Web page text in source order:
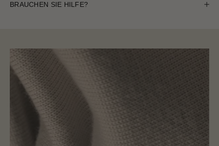
BRAUCHEN SIE HILFE?